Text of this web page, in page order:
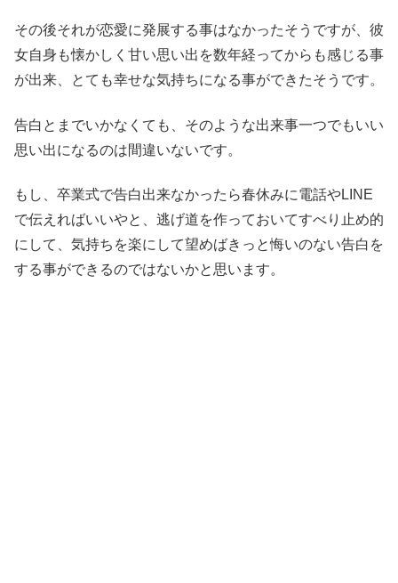
その後それが恋愛に発展する事はなかったそうですが、彼
女自身も懐かしく甘い思い出を数年経ってからも感じる事
が出来、とても幸せな気持ちになる事ができたそうです。
告白とまでいかなくても、そのような出来事一つでもいい
思い出になるのは間違いないです。
もし、卒業式で告白出来なかったら春休みに電話やLINE
で伝えればいいやと、逃げ道を作っておいてすべり止め的
にして、気持ちを楽にして望めばきっと悔いのない告白を
する事ができるのではないかと思います。